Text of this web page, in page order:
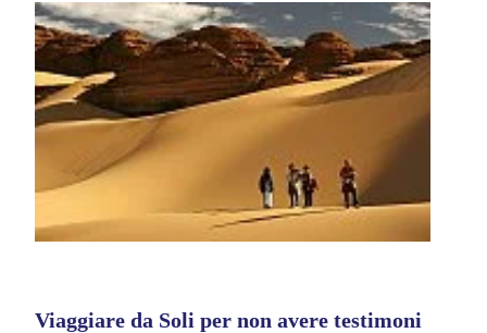
Viaggiare da Soli per non avere testimoni